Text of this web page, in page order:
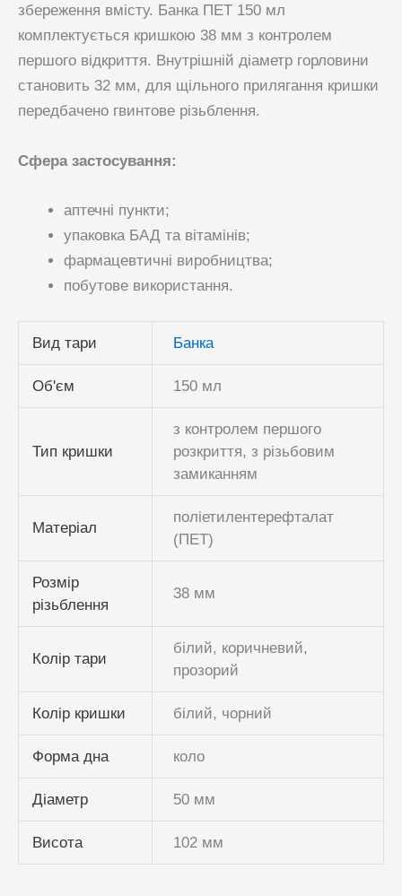
збереження вмісту. Банка ПЕТ 150 мл
комплектується кришкою 38 мм з контролем
першого відкриття. Внутрішній діаметр горловини
становить 32 мм, для щільного прилягання кришки
передбачено гвинтове різьблення.
Сфера застосування:
аптечні пункти;
упаковка БАД та вітамінів;
фармацевтичні виробництва;
побутове використання.
Вид тари Банка
Об'єм 150 мл
Тип кришки
з контролем першого
розкриття, з різьбовим
замиканням
Матеріал
поліетилентерефталат
(ПЕТ)
Розмір
різьблення
38 мм
Колір тари
білий, коричневий,
прозорий
Колір кришки білий, чорний
Форма дна коло
Діаметр 50 мм
Висота 102 мм